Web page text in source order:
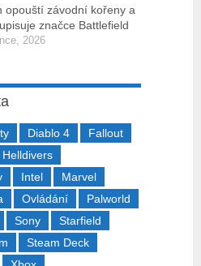
opouští závodní kořeny a
značce Battlefield
2026
Diablo 4
Fallout
Helldivers
Intel
Marvel
Ovládání
Palworld
Sony
Starfield
Steam Deck